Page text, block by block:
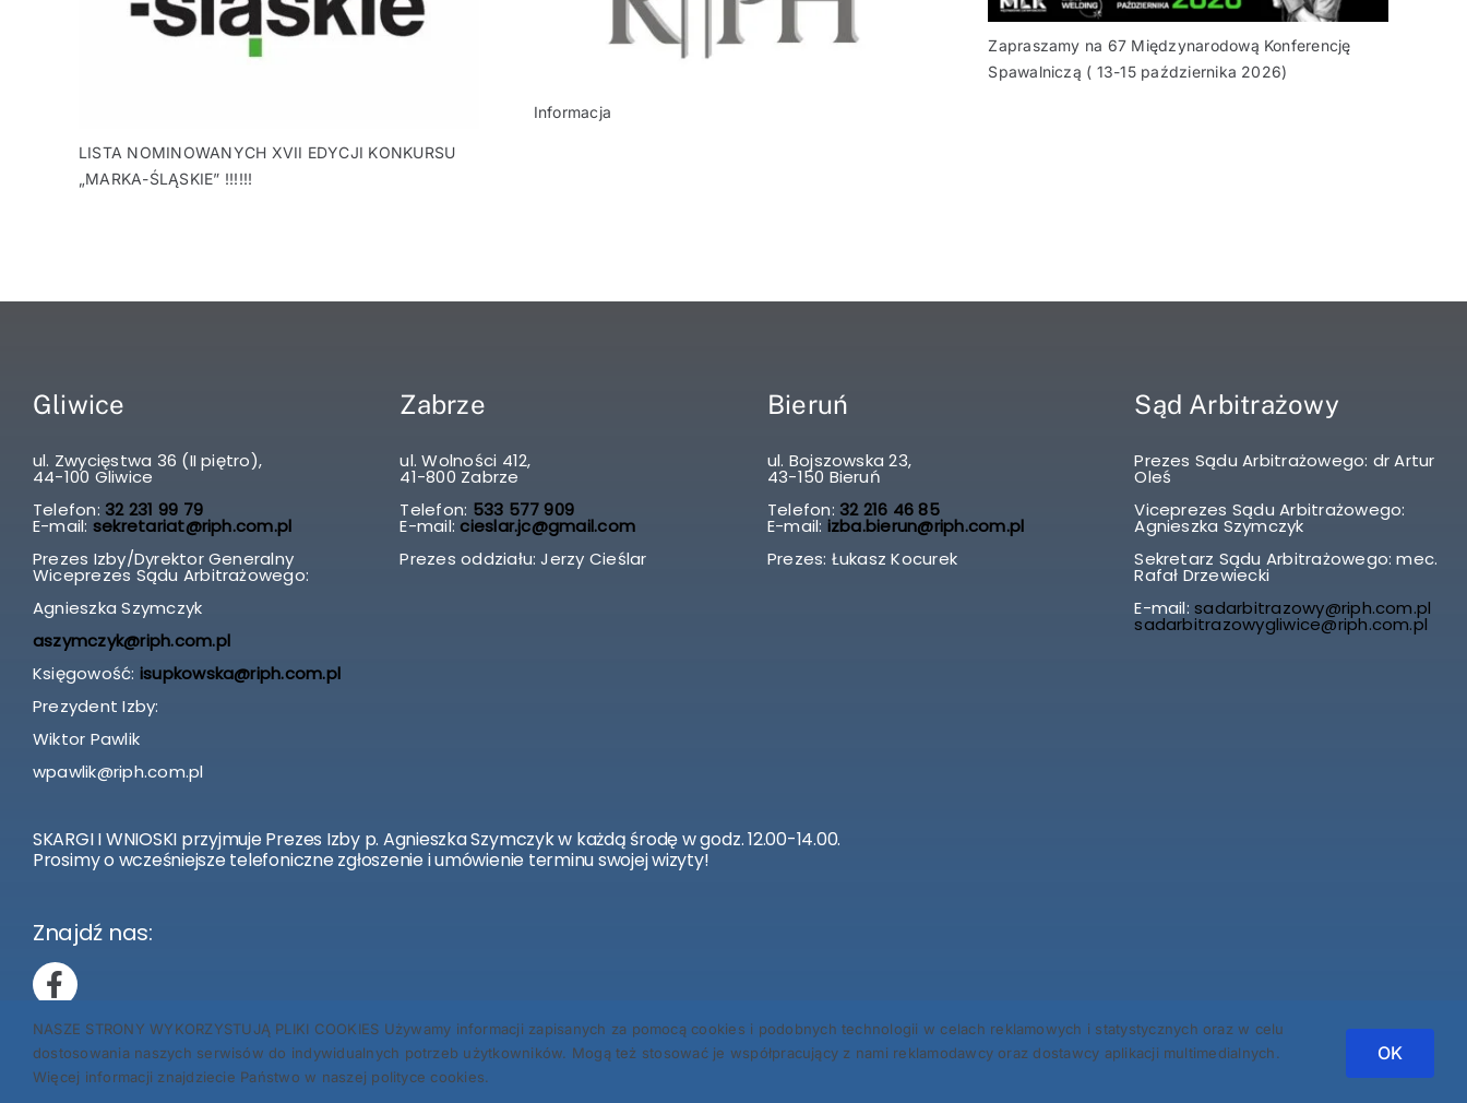
LISTA NOMINOWANYCH XVII EDYCJI KONKURSU
„MARKA-ŚLĄSKIE” !!!!!!
Informacja
Zapraszamy na 67 Międzynarodową Konferencję
Spawalniczą ( 13-15 października 2026)
Gliwice
ul. Zwycięstwa 36 (II piętro),
44-100 Gliwice
Telefon: 32 231 99 79
E-mail: sekretariat@riph.com.pl
Prezes Izby/Dyrektor Generalny
Wiceprezes Sądu Arbitrażowego:
Agnieszka Szymczyk
aszymczyk@riph.com.pl
Księgowość: isupkowska@riph.com.pl
Prezydent Izby:
Wiktor Pawlik
wpawlik@riph.com.pl
Zabrze
ul. Wolności 412,
41-800 Zabrze
Telefon: 533 577 909
E-mail: cieslar.jc@gmail.com
Prezes oddziału: Jerzy Cieślar
Bieruń
ul. Bojszowska 23,
43-150 Bieruń
Telefon: 32 216 46 85
E-mail: izba.bierun@riph.com.pl
Prezes: Łukasz Kocurek
Sąd Arbitrażowy
Prezes Sądu Arbitrażowego: dr Artur
Oleś
Viceprezes Sądu Arbitrażowego:
Agnieszka Szymczyk
Sekretarz Sądu Arbitrażowego: mec.
Rafał Drzewiecki
E-mail:sadarbitrazowy@riph.com.pl
sadarbitrazowygliwice@riph.com.pl
SKARGI I WNIOSKI przyjmuje Prezes Izby p. Agnieszka Szymczyk w każdą środę w godz. 12.00-14.00.
Prosimy o wcześniejsze telefoniczne zgłoszenie i umówienie terminu swojej wizyty!
Znajdź nas:
NASZE STRONY WYKORZYSTUJĄ PLIKI COOKIES Używamy informacji zapisanych za pomocą cookies i podobnych technologii w celach reklamowych i statystycznych oraz w celu
dostosowania naszych serwisów do indywidualnych potrzeb użytkowników. Mogą też stosować je współpracujący z nami reklamodawcy oraz dostawcy aplikacji multimedialnych.
Więcej informacji znajdziecie Państwo w naszej polityce cookies.
OK